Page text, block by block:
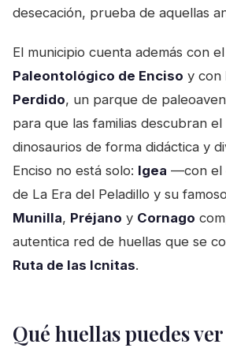
desecación, prueba de aquellas
El municipio cuenta además con el
Paleontológico de Enciso y con
Perdido, un parque de
para que las familias descubran
dinosaurios de forma didáctica y
Enciso no está solo: Igea —con el
de La Era del Peladillo y su
Munilla, Préjano y Cornago
autentica red de huellas que se
Ruta de las Icnitas.
Qué huellas puedes ver